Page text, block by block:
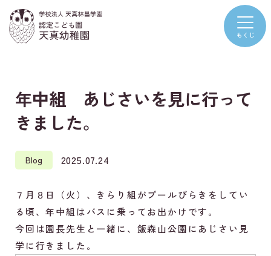
年中組 あじさいを見に行って
きました。
Blog 2025.07.24
７月８日（火）、きらり組がプールびらきをしてい
る頃、年中組はバスに乗ってお出かけです。
今回は園長先生と一緒に、飯森山公園にあじさい見
学に行きました。